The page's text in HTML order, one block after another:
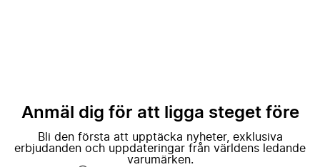
Anmäl dig för att ligga steget före
Bli den första att upptäcka nyheter, exklusiva
erbjudanden och uppdateringar från världens ledande
varumärken.